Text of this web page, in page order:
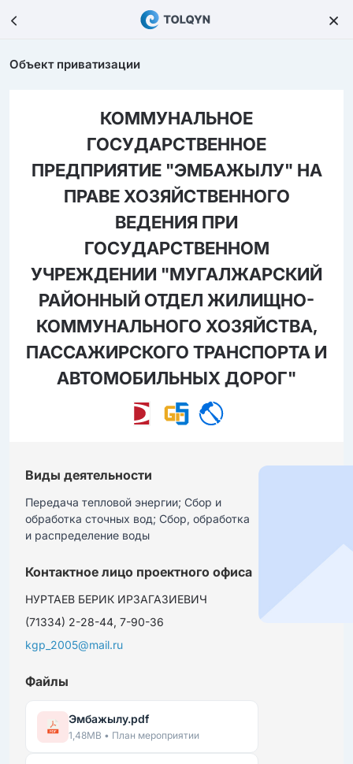
Объект приватизации
КОММУНАЛЬНОЕ
ГОСУДАРСТВЕННОЕ
ПРЕДПРИЯТИЕ "ЭМБАЖЫЛУ" НА
ПРАВЕ ХОЗЯЙСТВЕННОГО
ВЕДЕНИЯ ПРИ
ГОСУДАРСТВЕННОМ
УЧРЕЖДЕНИИ "МУГАЛЖАРСКИЙ
РАЙОННЫЙ ОТДЕЛ ЖИЛИЩНО-
КОММУНАЛЬНОГО ХОЗЯЙСТВА,
ПАССАЖИРСКОГО ТРАНСПОРТА И
АВТОМОБИЛЬНЫХ ДОРОГ"
Виды деятельности
Передача тепловой энергии; Сбор и
обработка сточных вод; Сбор, обработка
и распределение воды
Контактное лицо проектного офиса
НУРТАЕВ БЕРИК ИРЗАГАЗИЕВИЧ
(71334) 2-28-44, 7-90-36
kgp_2005@mail.ru
Файлы
Эмбажылу.pdf
1,48MB • План мероприятии